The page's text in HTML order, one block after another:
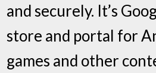
and securely. It’s
store and portal for
games and other